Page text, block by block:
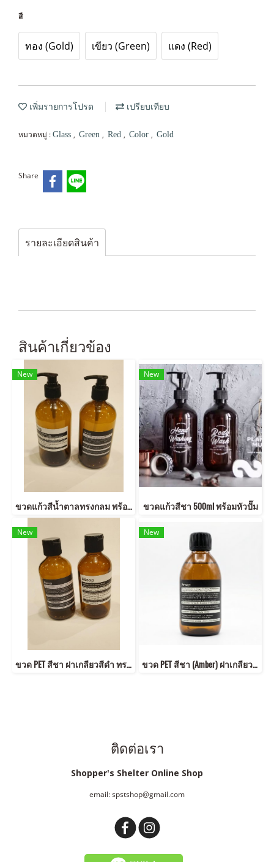
สี
ทอง (Gold) เขียว (Green) แดง (Red)
เพิ่มรายการโปรด เปรียบเทียบ
หมวดหมู่ : Glass , Green , Red , Color , Gold
Share
รายละเอียดสินค้า
สินค้าเกี่ยวข้อง
New
ขวดแก้วสีน้ำตาลทรงกลม พร้อมหัวปั๊มกด 500ml
New
ขวดแก้วสีชา 500ml พร้อมหัวปั๊ม
New
ขวด PET สีชา ฝาเกลียวสีดำ ทรงกลม ฉลากมินิมอล
New
ขวด PET สีชา (Amber) ฝาเกลียว สีดำ ทรงกลม / บ่ามน
ติดต่อเรา
Shopper's Shelter Online Shop
email: spstshop@gmail.com